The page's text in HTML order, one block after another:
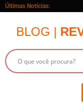
Últimas Notícias:
BLOG |